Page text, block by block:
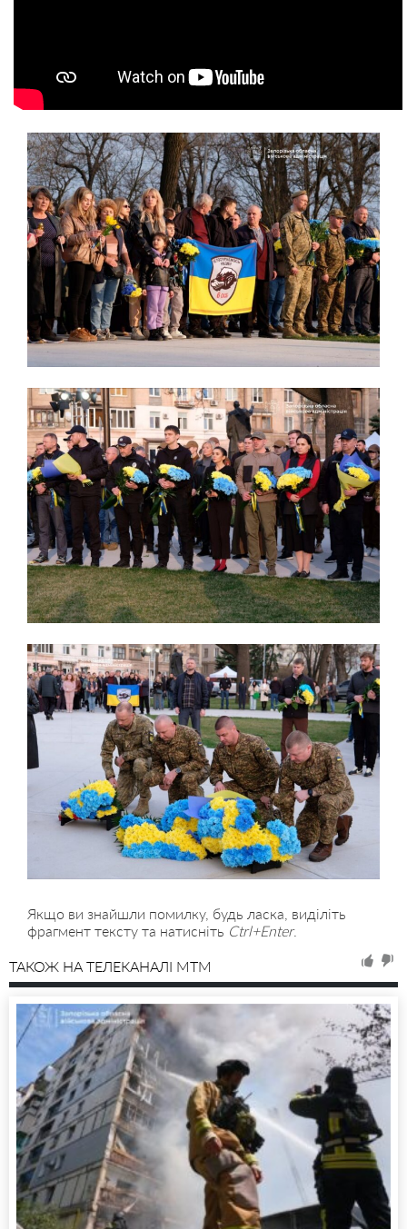
Якщо ви знайшли помилку, будь ласка, виділіть
фрагмент тексту та натисніть Ctrl+Enter.
ТАКОЖ НА ТЕЛЕКАНАЛІ MTM